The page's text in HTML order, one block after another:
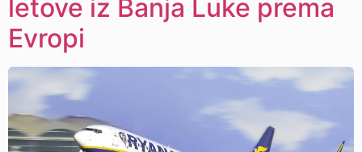
letove iz Banja Luke prema
Evropi